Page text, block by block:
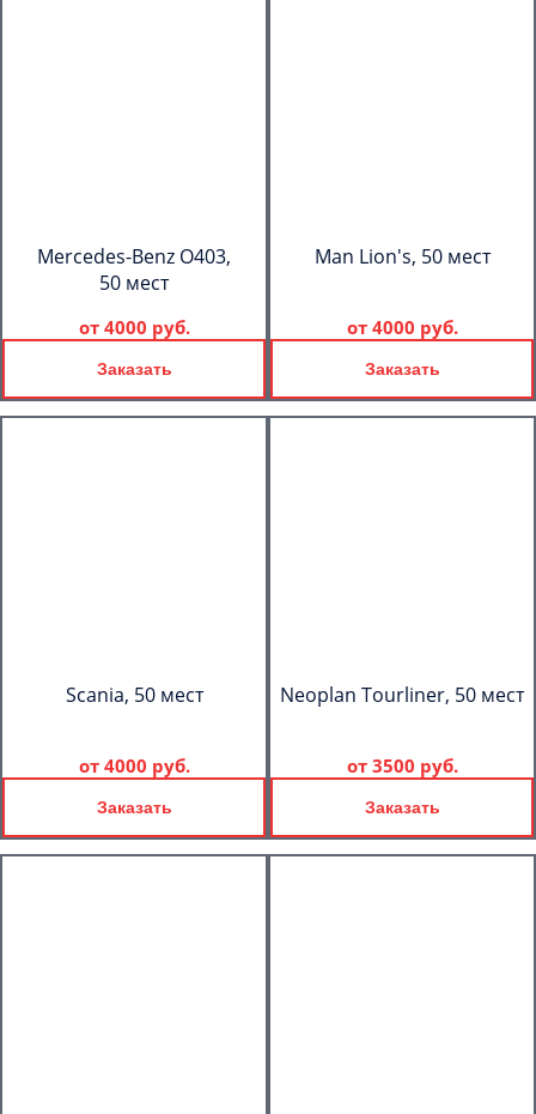
Mercedes-Benz О403,
50 мест
от 4000 руб.
Заказать
Man Lion's, 50 мест
от 4000 руб.
Заказать
Scania, 50 мест
от 4000 руб.
Заказать
Neoplan Tourliner, 50 мест
от 3500 руб.
Заказать